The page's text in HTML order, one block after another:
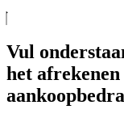
Vul
het